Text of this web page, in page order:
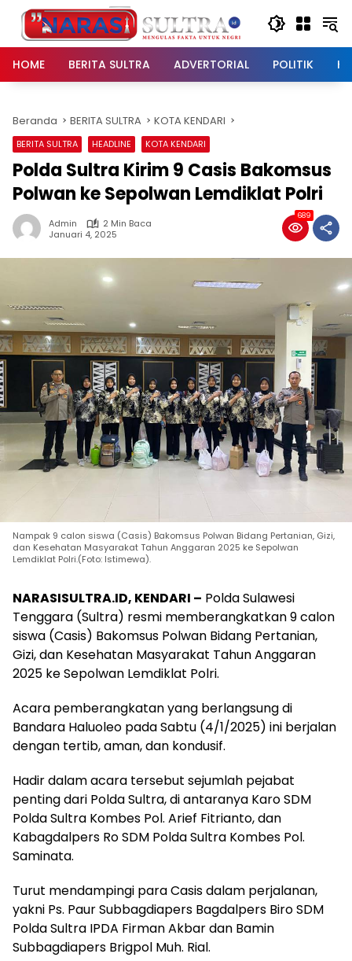
Langsung
konten
HOME
BERITA SULTRA ADVERTORIAL POLITIK
Beranda BERITA SULTRA KOTA KENDARI
BERITA SULTRA HEADLINE KOTA KENDARI
Polda Sultra Kirim 9 Casis Bakomsus
Polwan ke Sepolwan Lemdiklat Polri
Admin
2 Min Baca
Januari 4, 2025
689
Nampak 9 calon siswa (Casis) Bakomsus Polwan Bidang Pertanian, Gizi,
dan Kesehatan Masyarakat Tahun Anggaran 2025 ke Sepolwan
Lemdiklat Polri.(Foto: Istimewa).
NARASISULTRA.ID, KENDARI – Polda Sulawesi
Tenggara (Sultra) resmi memberangkatkan 9 calon
siswa (Casis) Bakomsus Polwan Bidang Pertanian,
Gizi, dan Kesehatan Masyarakat Tahun Anggaran
2025 ke Sepolwan Lemdiklat Polri.
Acara pemberangkatan yang berlangsung di
Bandara Haluoleo pada Sabtu (4/1/2025) ini berjalan
dengan tertib, aman, dan kondusif.
Hadir dalam acara tersebut sejumlah pejabat
penting dari Polda Sultra, di antaranya Karo SDM
Polda Sultra Kombes Pol. Arief Fitrianto, dan
Kabagdalpers Ro SDM Polda Sultra Kombes Pol.
Saminata.
Turut mendampingi para Casis dalam perjalanan,
yakni Ps. Paur Subbagdiapers Bagdalpers Biro SDM
Polda Sultra IPDA Firman Akbar dan Bamin
Subbagdiapers Brigpol Muh. Rial.